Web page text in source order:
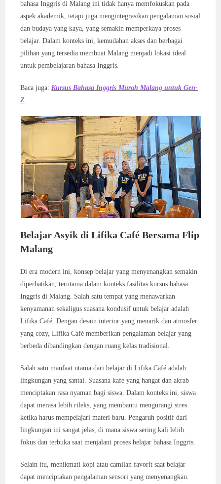
bahasa Inggris di Malang ini tidak hanya memfokuskan pada
aspek akademik, tetapi juga mengintegrasikan pengalaman sosial
dan budaya yang kaya, yang semakin memperkaya proses
belajar. Dalam konteks ini, kemudahan akses dan berbagai
pilihan yang tersedia membuat Malang menjadi lokasi ideal
untuk pembelajaran bahasa Inggris.
Baca juga:Kursus Bahasa Inggris Murah Malang untuk Gen-
Z
Belajar Asyik di Lifika Café Bersama Flip
Malang
Di era modern ini, konsep belajar yang menyenangkan semakin
diperhatikan, terutama dalam konteks fasilitas kursus bahasa
Inggris di Malang. Salah satu tempat yang menawarkan
kenyamanan sekaligus suasana kondusif untuk belajar adalah
Lifika Café. Dengan desain interior yang menarik dan atmosfer
yang cozy, Lifika Café memberikan pengalaman belajar yang
berbeda dibandingkan dengan ruang kelas tradisional.
Salah satu manfaat utama dari belajar di Lifika Café adalah
lingkungan yang santai. Suasana kafe yang hangat dan akrab
menciptakan rasa nyaman bagi siswa. Dalam konteks ini, siswa
dapat merasa lebih rileks, yang membantu mengurangi stres
ketika harus mempelajari materi baru. Pengaruh positif dari
lingkungan ini sangat jelas, di mana siswa sering kali lebih
fokus dan terbuka saat menjalani proses belajar bahasa Inggris.
Selain itu, menikmati kopi atau camilan favorit saat belajar
dapat menciptakan pengalaman sensori yang menyenangkan.